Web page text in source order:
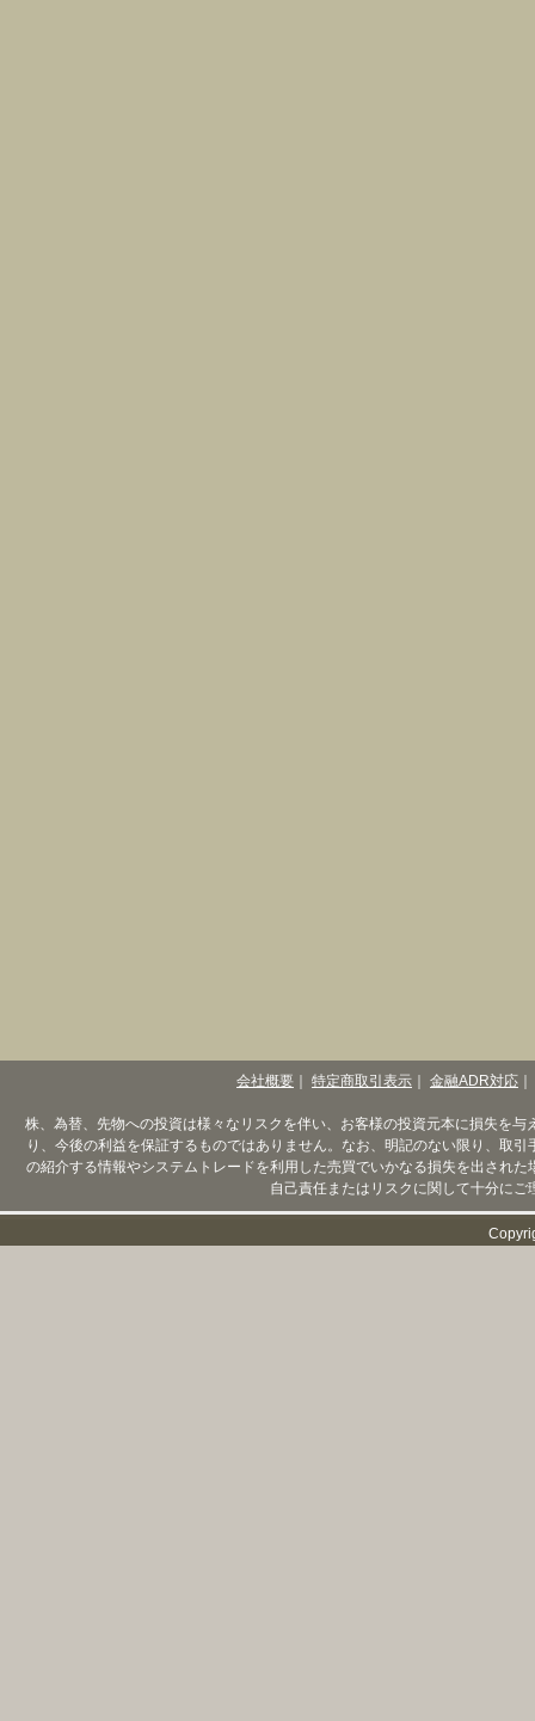
会社概要 特定商取引表示 金融ADR対応
株、為替、先物への投資は様々なリスクを伴い、お客様の投資元本に損失を
り、今後の利益を保証するものではありません。なお、明記のない限り、取
の紹介する情報やシステムトレードを利用した売買でいかなる損失を出され
自己責任またはリスクに関して十分に